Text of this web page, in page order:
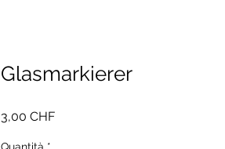
Glasmarkierer
3,00 CHFPrezzo